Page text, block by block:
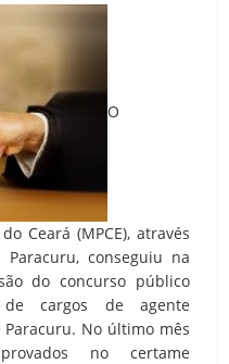
O
Ceará (MPCE), através
conseguiu na
do concurso público
cargos de agente
No último mês
no certame